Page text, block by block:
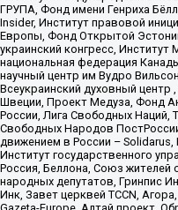
ГРУПА, Фонд имени Генриха
Insider, Институт правовой
Европы, Фонд Открытой
украинский конгресс,
национальная федерация
научный центр им Вудро
Всеукраинский духовный центр
Швеции, Проект Медуза, Фонд
России, Лига Свободных Наций,
Свободных Народов
движением в России –
Институт государственного
Россия, Беллона, Союз жителей
народных депутатов, Гринпис
Инк, Завет церквей TCCN,